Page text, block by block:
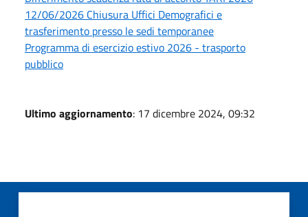
12/06/2026 Chiusura Uffici Demografici e
trasferimento presso le sedi temporanee
Programma di esercizio estivo 2026 - trasporto
pubblico
Ultimo aggiornamento: 17 dicembre 2024, 09:32